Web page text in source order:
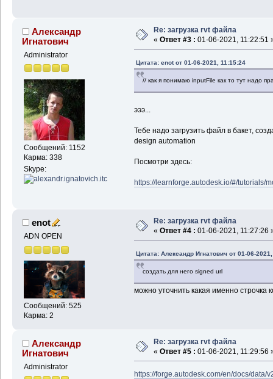
Александр
Игнатович
Administrator
Сообщений: 1152
Карма: 338
Skype:
Re: загрузка rvt файла
« Ответ #3 : 01-06-2021, 11:22:51
Цитата: enot от 01-06-2021, 11:15:24
// как я понимаю inputFile как то тут надо
эээ...
Тебе надо загрузить файл в бакет,
design automation
Посмотри здесь:
https://learnforge.autodesk.io/#/tutorials/
enot
ADN OPEN
Сообщений: 525
Карма: 2
Re: загрузка rvt файла
« Ответ #4 : 01-06-2021, 11:27:26
Цитата: Александр Игнатович от 01-06-
создать для него signed url
можно уточнить какая именно строчка
Александр
Игнатович
Administrator
Re: загрузка rvt файла
« Ответ #5 : 01-06-2021, 11:29:56
https://forge.autodesk.com/en/docs/data/